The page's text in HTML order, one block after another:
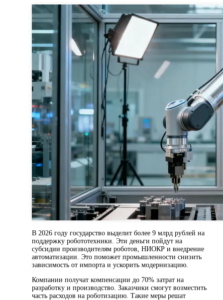
В 2026 году государство выделит более 9 млрд рублей на
поддержку робототехники. Эти деньги пойдут на
субсидии производителям роботов, НИОКР и внедрение
автоматизации. Это поможет промышленности снизить
зависимость от импорта и ускорить модернизацию.
Компании получат компенсации до 70% затрат на
разработку и производство. Заказчики смогут возместить
часть расходов на роботизацию. Такие меры решат